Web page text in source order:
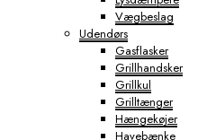
Vægbeslag
Udendørs
Gasflasker
Grillhandsker
Grillkul
Grilltænger
Hængekøjer
Havebænke